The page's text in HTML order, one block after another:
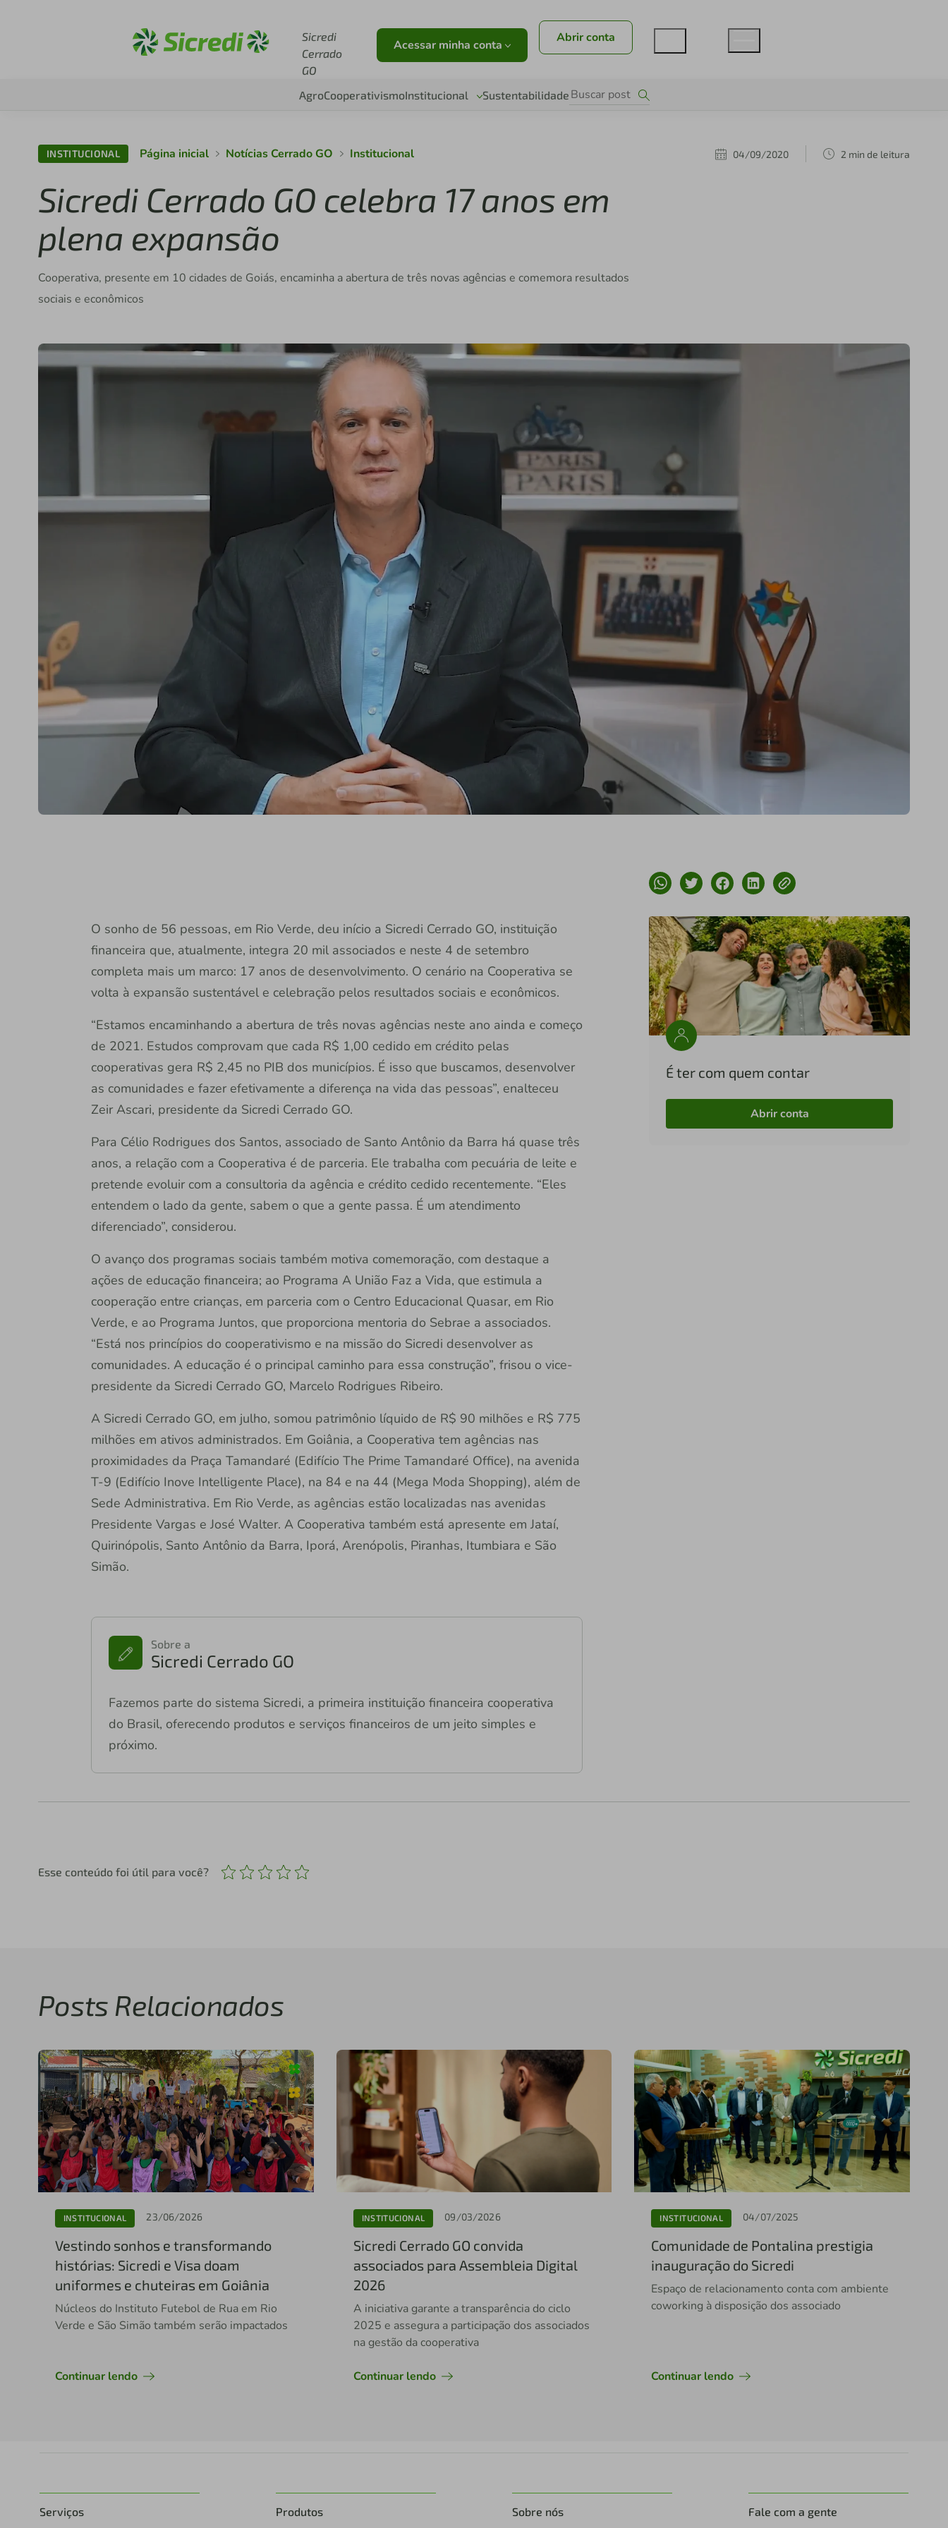
Sicredi
Cerrado
GO
Acessar minha conta Abrir conta
AgroCooperativismoInstitucional Sustentabilidade
INSTITUCIONAL Página inicial Notícias Cerrado GO Institucional 04/09/2020 2 min de leitura
Sicredi Cerrado GO celebra 17 anos em
plena expansão
Cooperativa, presente em 10 cidades de Goiás, encaminha a abertura de três novas agências e comemora resultados
sociais e econômicos
O sonho de 56 pessoas, em Rio Verde, deu início a Sicredi Cerrado GO, instituição
financeira que, atualmente, integra 20 mil associados e neste 4 de setembro
completa mais um marco: 17 anos de desenvolvimento. O cenário na Cooperativa se
volta à expansão sustentável e celebração pelos resultados sociais e econômicos.
“Estamos encaminhando a abertura de três novas agências neste ano ainda e começo
de 2021. Estudos comprovam que cada R$ 1,00 cedido em crédito pelas
cooperativas gera R$ 2,45 no PIB dos municípios. É isso que buscamos, desenvolver
as comunidades e fazer efetivamente a diferença na vida das pessoas”, enalteceu
Zeir Ascari, presidente da Sicredi Cerrado GO.
Para Célio Rodrigues dos Santos, associado de Santo Antônio da Barra há quase três
anos, a relação com a Cooperativa é de parceria. Ele trabalha com pecuária de leite e
pretende evoluir com a consultoria da agência e crédito cedido recentemente. “Eles
entendem o lado da gente, sabem o que a gente passa. É um atendimento
diferenciado”, considerou.
O avanço dos programas sociais também motiva comemoração, com destaque a
ações de educação financeira; ao Programa A União Faz a Vida, que estimula a
cooperação entre crianças, em parceria com o Centro Educacional Quasar, em Rio
Verde, e ao Programa Juntos, que proporciona mentoria do Sebrae a associados.
“Está nos princípios do cooperativismo e na missão do Sicredi desenvolver as
comunidades. A educação é o principal caminho para essa construção”, frisou o vice-
presidente da Sicredi Cerrado GO, Marcelo Rodrigues Ribeiro.
A Sicredi Cerrado GO, em julho, somou patrimônio líquido de R$ 90 milhões e R$ 775
milhões em ativos administrados. Em Goiânia, a Cooperativa tem agências nas
proximidades da Praça Tamandaré (Edifício The Prime Tamandaré Office), na avenida
T-9 (Edifício Inove Intelligente Place), na 84 e na 44 (Mega Moda Shopping), além de
Sede Administrativa. Em Rio Verde, as agências estão localizadas nas avenidas
Presidente Vargas e José Walter. A Cooperativa também está apresente em Jataí,
Quirinópolis, Santo Antônio da Barra, Iporá, Arenópolis, Piranhas, Itumbiara e São
Simão.
Sobre a
Sicredi Cerrado GO
Fazemos parte do sistema Sicredi, a primeira instituição financeira cooperativa
do Brasil, oferecendo produtos e serviços financeiros de um jeito simples e
próximo.
É ter com quem contar
Abrir conta
Esse conteúdo foi útil para você?
Posts Relacionados
INSTITUCIONAL 23/06/2026
Vestindo sonhos e transformando
histórias: Sicredi e Visa doam
uniformes e chuteiras em Goiânia
Núcleos do Instituto Futebol de Rua em Rio
Verde e São Simão também serão impactados
Continuar lendo
INSTITUCIONAL 09/03/2026
Sicredi Cerrado GO convida
associados para Assembleia Digital
2026
A iniciativa garante a transparência do ciclo
2025 e assegura a participação dos associados
na gestão da cooperativa
Continuar lendo
INSTITUCIONAL 04/07/2025
Comunidade de Pontalina prestigia
inauguração do Sicredi
Espaço de relacionamento conta com ambiente
coworking à disposição dos associado
Continuar lendo
Serviços Produtos Sobre nós Fale com a gente